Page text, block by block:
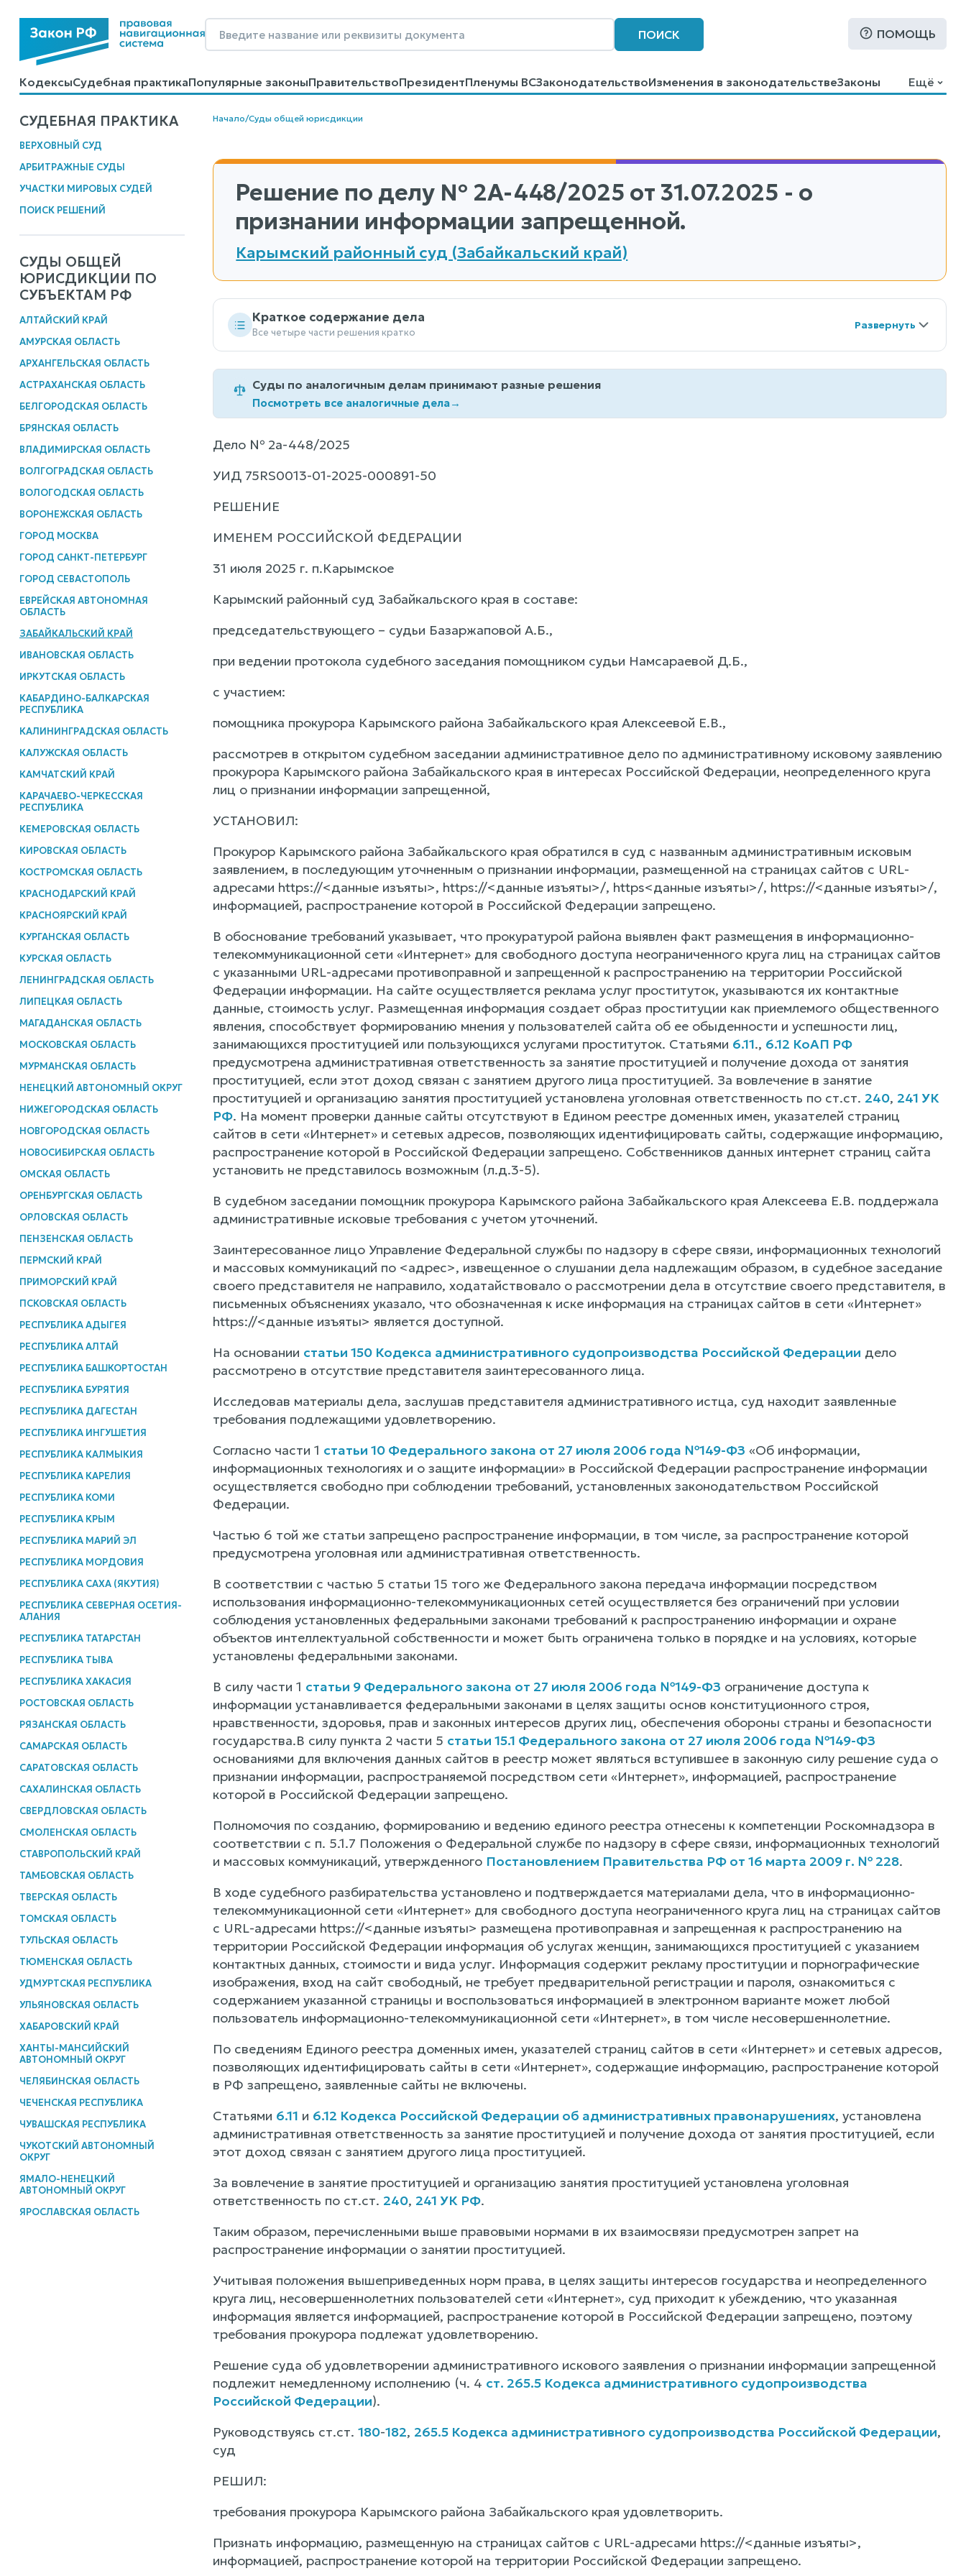
ПОИСК ПОМОЩЬ
КодексыСудебная практикаПопулярные законыПравительствоПрезидентПленумы ВСЗаконодательствоИзменения в законодательствеЗаконы
КалькуляторыСправочные материалыОбразцы договоровКонтактыПомощьПоиск
Ещё
СУДЕБНАЯ ПРАКТИКА
ВЕРХОВНЫЙ СУД
АРБИТРАЖНЫЕ СУДЫ
УЧАСТКИ МИРОВЫХ СУДЕЙ
ПОИСК РЕШЕНИЙ
СУДЫ ОБЩЕЙ
ЮРИСДИКЦИИ ПО
СУБЪЕКТАМ РФ
АЛТАЙСКИЙ КРАЙ
АМУРСКАЯ ОБЛАСТЬ
АРХАНГЕЛЬСКАЯ ОБЛАСТЬ
АСТРАХАНСКАЯ ОБЛАСТЬ
БЕЛГОРОДСКАЯ ОБЛАСТЬ
БРЯНСКАЯ ОБЛАСТЬ
ВЛАДИМИРСКАЯ ОБЛАСТЬ
ВОЛГОГРАДСКАЯ ОБЛАСТЬ
ВОЛОГОДСКАЯ ОБЛАСТЬ
ВОРОНЕЖСКАЯ ОБЛАСТЬ
ГОРОД МОСКВА
ГОРОД САНКТ-ПЕТЕРБУРГ
ГОРОД СЕВАСТОПОЛЬ
ЕВРЕЙСКАЯ АВТОНОМНАЯ
ОБЛАСТЬ
ЗАБАЙКАЛЬСКИЙ КРАЙ
ИВАНОВСКАЯ ОБЛАСТЬ
ИРКУТСКАЯ ОБЛАСТЬ
КАБАРДИНО-БАЛКАРСКАЯ
РЕСПУБЛИКА
КАЛИНИНГРАДСКАЯ ОБЛАСТЬ
КАЛУЖСКАЯ ОБЛАСТЬ
КАМЧАТСКИЙ КРАЙ
КАРАЧАЕВО-ЧЕРКЕССКАЯ
РЕСПУБЛИКА
КЕМЕРОВСКАЯ ОБЛАСТЬ
КИРОВСКАЯ ОБЛАСТЬ
КОСТРОМСКАЯ ОБЛАСТЬ
КРАСНОДАРСКИЙ КРАЙ
КРАСНОЯРСКИЙ КРАЙ
КУРГАНСКАЯ ОБЛАСТЬ
КУРСКАЯ ОБЛАСТЬ
ЛЕНИНГРАДСКАЯ ОБЛАСТЬ
ЛИПЕЦКАЯ ОБЛАСТЬ
МАГАДАНСКАЯ ОБЛАСТЬ
МОСКОВСКАЯ ОБЛАСТЬ
МУРМАНСКАЯ ОБЛАСТЬ
НЕНЕЦКИЙ АВТОНОМНЫЙ ОКРУГ
НИЖЕГОРОДСКАЯ ОБЛАСТЬ
НОВГОРОДСКАЯ ОБЛАСТЬ
НОВОСИБИРСКАЯ ОБЛАСТЬ
ОМСКАЯ ОБЛАСТЬ
ОРЕНБУРГСКАЯ ОБЛАСТЬ
ОРЛОВСКАЯ ОБЛАСТЬ
ПЕНЗЕНСКАЯ ОБЛАСТЬ
ПЕРМСКИЙ КРАЙ
ПРИМОРСКИЙ КРАЙ
ПСКОВСКАЯ ОБЛАСТЬ
РЕСПУБЛИКА АДЫГЕЯ
РЕСПУБЛИКА АЛТАЙ
РЕСПУБЛИКА БАШКОРТОСТАН
РЕСПУБЛИКА БУРЯТИЯ
РЕСПУБЛИКА ДАГЕСТАН
РЕСПУБЛИКА ИНГУШЕТИЯ
РЕСПУБЛИКА КАЛМЫКИЯ
РЕСПУБЛИКА КАРЕЛИЯ
РЕСПУБЛИКА КОМИ
РЕСПУБЛИКА КРЫМ
РЕСПУБЛИКА МАРИЙ ЭЛ
РЕСПУБЛИКА МОРДОВИЯ
РЕСПУБЛИКА САХА (ЯКУТИЯ)
РЕСПУБЛИКА СЕВЕРНАЯ ОСЕТИЯ-
АЛАНИЯ
РЕСПУБЛИКА ТАТАРСТАН
РЕСПУБЛИКА ТЫВА
РЕСПУБЛИКА ХАКАСИЯ
РОСТОВСКАЯ ОБЛАСТЬ
РЯЗАНСКАЯ ОБЛАСТЬ
САМАРСКАЯ ОБЛАСТЬ
САРАТОВСКАЯ ОБЛАСТЬ
САХАЛИНСКАЯ ОБЛАСТЬ
СВЕРДЛОВСКАЯ ОБЛАСТЬ
СМОЛЕНСКАЯ ОБЛАСТЬ
СТАВРОПОЛЬСКИЙ КРАЙ
ТАМБОВСКАЯ ОБЛАСТЬ
ТВЕРСКАЯ ОБЛАСТЬ
ТОМСКАЯ ОБЛАСТЬ
ТУЛЬСКАЯ ОБЛАСТЬ
ТЮМЕНСКАЯ ОБЛАСТЬ
УДМУРТСКАЯ РЕСПУБЛИКА
УЛЬЯНОВСКАЯ ОБЛАСТЬ
ХАБАРОВСКИЙ КРАЙ
ХАНТЫ-МАНСИЙСКИЙ
АВТОНОМНЫЙ ОКРУГ
ЧЕЛЯБИНСКАЯ ОБЛАСТЬ
ЧЕЧЕНСКАЯ РЕСПУБЛИКА
ЧУВАШСКАЯ РЕСПУБЛИКА
ЧУКОТСКИЙ АВТОНОМНЫЙ
ОКРУГ
ЯМАЛО-НЕНЕЦКИЙ
АВТОНОМНЫЙ ОКРУГ
ЯРОСЛАВСКАЯ ОБЛАСТЬ
Начало/Суды общей юрисдикции
Решение по делу № 2А-448/2025 от 31.07.2025 - о
признании информации запрещенной.
Карымский районный суд (Забайкальский край)
Краткое содержание дела
Все четыре части решения кратко
Суды по аналогичным делам принимают разные решения
Посмотреть все аналогичные дела→
Дело № 2а-448/2025
УИД 75RS0013-01-2025-000891-50
РЕШЕНИЕ
ИМЕНЕМ РОССИЙСКОЙ ФЕДЕРАЦИИ
31 июля 2025 г. п.Карымское
Карымский районный суд Забайкальского края в составе:
председательствующего – судьи Базаржаповой А.Б.,
при ведении протокола судебного заседания помощником судьи Намсараевой Д.Б.,
с участием:
помощника прокурора Карымского района Забайкальского края Алексеевой Е.В.,
рассмотрев в открытом судебном заседании административное дело по административному исковому заявлению
прокурора Карымского района Забайкальского края в интересах Российской Федерации, неопределенного круга
лиц о признании информации запрещенной,
УСТАНОВИЛ:
Прокурор Карымского района Забайкальского края обратился в суд с названным административным исковым
заявлением, в последующим уточненным о признании информации, размещенной на страницах сайтов с URL-
адресами https://<данные изъяты>, https://<данные изъяты>/, https<данные изъяты>/, https://<данные изъяты>/,
информацией, распространение которой в Российской Федерации запрещено.
В обоснование требований указывает, что прокуратурой района выявлен факт размещения в информационно-
телекоммуникационной сети «Интернет» для свободного доступа неограниченного круга лиц на страницах сайтов
с указанными URL-адресами противоправной и запрещенной к распространению на территории Российской
Федерации информации. На сайте осуществляется реклама услуг проституток, указываются их контактные
данные, стоимость услуг. Размещенная информация создает образ проституции как приемлемого общественного
явления, способствует формированию мнения у пользователей сайта об ее обыденности и успешности лиц,
занимающихся проституцией или пользующихся услугами проституток. Статьями 6.11., 6.12 КоАП РФ
предусмотрена административная ответственность за занятие проституцией и получение дохода от занятия
проституцией, если этот доход связан с занятием другого лица проституцией. За вовлечение в занятие
проституцией и организацию занятия проституцией установлена уголовная ответственность по ст.ст. 240, 241 УК
РФ. На момент проверки данные сайты отсутствуют в Едином реестре доменных имен, указателей страниц
сайтов в сети «Интернет» и сетевых адресов, позволяющих идентифицировать сайты, содержащие информацию,
распространение которой в Российской Федерации запрещено. Собственников данных интернет страниц сайта
установить не представилось возможным (л.д.3-5).
В судебном заседании помощник прокурора Карымского района Забайкальского края Алексеева Е.В. поддержала
административные исковые требования с учетом уточнений.
Заинтересованное лицо Управление Федеральной службы по надзору в сфере связи, информационных технологий
и массовых коммуникаций по <адрес>, извещенное о слушании дела надлежащим образом, в судебное заседание
своего представителя не направило, ходатайствовало о рассмотрении дела в отсутствие своего представителя, в
письменных объяснениях указало, что обозначенная к иске информация на страницах сайтов в сети «Интернет»
https://<данные изъяты> является доступной.
На основании статьи 150 Кодекса административного судопроизводства Российской Федерации дело
рассмотрено в отсутствие представителя заинтересованного лица.
Исследовав материалы дела, заслушав представителя административного истца, суд находит заявленные
требования подлежащими удовлетворению.
Согласно части 1 статьи 10 Федерального закона от 27 июля 2006 года №149-ФЗ «Об информации,
информационных технологиях и о защите информации» в Российской Федерации распространение информации
осуществляется свободно при соблюдении требований, установленных законодательством Российской
Федерации.
Частью 6 той же статьи запрещено распространение информации, в том числе, за распространение которой
предусмотрена уголовная или административная ответственность.
В соответствии с частью 5 статьи 15 того же Федерального закона передача информации посредством
использования информационно-телекоммуникационных сетей осуществляется без ограничений при условии
соблюдения установленных федеральными законами требований к распространению информации и охране
объектов интеллектуальной собственности и может быть ограничена только в порядке и на условиях, которые
установлены федеральными законами.
В силу части 1 статьи 9 Федерального закона от 27 июля 2006 года №149-ФЗ ограничение доступа к
информации устанавливается федеральными законами в целях защиты основ конституционного строя,
нравственности, здоровья, прав и законных интересов других лиц, обеспечения обороны страны и безопасности
государства.В силу пункта 2 части 5 статьи 15.1 Федерального закона от 27 июля 2006 года №149-ФЗ
основаниями для включения данных сайтов в реестр может являться вступившее в законную силу решение суда о
признании информации, распространяемой посредством сети «Интернет», информацией, распространение
которой в Российской Федерации запрещено.
Полномочия по созданию, формированию и ведению единого реестра отнесены к компетенции Роскомнадзора в
соответствии с п. 5.1.7 Положения о Федеральной службе по надзору в сфере связи, информационных технологий
и массовых коммуникаций, утвержденного Постановлением Правительства РФ от 16 марта 2009 г. № 228.
В ходе судебного разбирательства установлено и подтверждается материалами дела, что в информационно-
телекоммуникационной сети «Интернет» для свободного доступа неограниченного круга лиц на страницах сайтов
с URL-адресами https://<данные изъяты> размещена противоправная и запрещенная к распространению на
территории Российской Федерации информация об услугах женщин, занимающихся проституцией с указанием
контактных данных, стоимости и вида услуг. Информация содержит рекламу проституции и порнографические
изображения, вход на сайт свободный, не требует предварительной регистрации и пароля, ознакомиться с
содержанием указанной страницы и воспользоваться информацией в электронном варианте может любой
пользователь информационно-телекоммуникационной сети «Интернет», в том числе несовершеннолетние.
По сведениям Единого реестра доменных имен, указателей страниц сайтов в сети «Интернет» и сетевых адресов,
позволяющих идентифицировать сайты в сети «Интернет», содержащие информацию, распространение которой
в РФ запрещено, заявленные сайты не включены.
Статьями 6.11 и 6.12 Кодекса Российской Федерации об административных правонарушениях, установлена
административная ответственность за занятие проституцией и получение дохода от занятия проституцией, если
этот доход связан с занятием другого лица проституцией.
За вовлечение в занятие проституцией и организацию занятия проституцией установлена уголовная
ответственность по ст.ст. 240, 241 УК РФ.
Таким образом, перечисленными выше правовыми нормами в их взаимосвязи предусмотрен запрет на
распространение информации о занятии проституцией.
Учитывая положения вышеприведенных норм права, в целях защиты интересов государства и неопределенного
круга лиц, несовершеннолетних пользователей сети «Интернет», суд приходит к убеждению, что указанная
информация является информацией, распространение которой в Российской Федерации запрещено, поэтому
требования прокурора подлежат удовлетворению.
Решение суда об удовлетворении административного искового заявления о признании информации запрещенной
подлежит немедленному исполнению (ч. 4 ст. 265.5 Кодекса административного судопроизводства
Российской Федерации).
Руководствуясь ст.ст. 180-182, 265.5 Кодекса административного судопроизводства Российской Федерации,
суд
РЕШИЛ:
требования прокурора Карымского района Забайкальского края удовлетворить.
Признать информацию, размещенную на страницах сайтов с URL-адресами https://<данные изъяты>,
информацией, распространение которой на территории Российской Федерации запрещено.